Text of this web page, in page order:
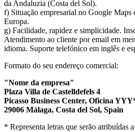
da Andaluzia (Costa del Sol).
f) Situação empresarial no Google
Europa.
g) Facilidade, rapidez e simplicidade.
Atendimento ao cliente por email em
idioma. Suporte telefónico em inglês e
Formato do seu endereço comercial:
"Nome da empresa"
Plaza Villa de Castelldefels 4
Picasso Business Center, Oficina
29006 Málaga, Costa del Sol, Spain
* Representa letras que serão atribuídas